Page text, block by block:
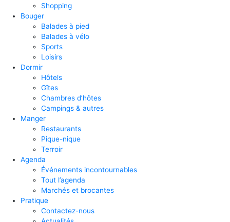
Shopping
Bouger
Balades à pied
Balades à vélo
Sports
Loisirs
Dormir
Hôtels
Gîtes
Chambres d’hôtes
Campings & autres
Manger
Restaurants
Pique-nique
Terroir
Agenda
Événements incontournables
Tout l’agenda
Marchés et brocantes
Pratique
Contactez-nous